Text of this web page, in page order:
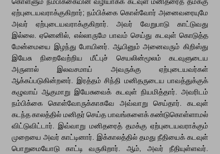
ஏற்புடையவராக்குகிறார்; நம்பிக்கை கொள்வோர் அனைவரையுமே
அவர் ஏற்புடையவராக்குகிறார். அவர் வேறுபாடு காட்டுவது
இல்லை. ஏனெனில், எல்லாருமே பாவம் செய்து கடவுள் கொடுத்த
மேன்மையை இழந்து போயினர். ஆயினும் அனைவரும் கிறிஸ்து
இயேசு நிறைவேற்றிய மீட்புச் செயலின்மூலம் கடவுளுடைய
அருளால் இலவசமாய் அவருக்கு ஏற்புடையவர்கள்
ஆக்கப்படுகின்றனர். இரத்தம் சிந்தி மனிதருடைய பாவத்துக்குக்
கழுவாய் ஆகுமாறு இயேசுவைக் கடவுள் நியமித்தார். அவரிடம்
நம்பிக்கை கொள்வோருக்காகவே அவ்வாறு செய்தார். கடவுள்
கடந்த காலத்தில் மனிதர் செய்த பாவங்களைக் கண்டுகொள்ளாமல்
விட்டுவிட்டார். இவ்வாறு மனிதரைத் தமக்கு ஏற்புடையவராக்கும்
முறையை அவர் காட்டினார். இக்காலத்தில் தமது நீதியைக் கடவுள்
பொறுமையோடு காட்டி வருகிறார். ஆம், அவர் நீதியுள்ளவர்.